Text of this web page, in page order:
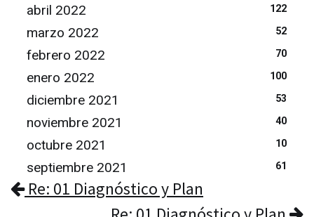
abril 2022 122
marzo 2022 52
febrero 2022 70
enero 2022 100
diciembre 2021 53
noviembre 2021 40
octubre 2021 10
septiembre 2021 61
Re: 01 Diagnóstico y Plan